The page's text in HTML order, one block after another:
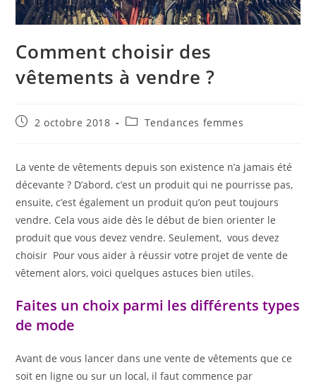
Comment choisir des
vêtements à vendre ?
Publication
2 octobre 2018
PostTendances femmes
La vente de vêtements depuis son existence n’a jamais été
décevante ? D’abord, c’est un produit qui ne pourrisse pas,
ensuite, c’est également un produit qu’on peut toujours
vendre. Cela vous aide dès le début de bien orienter le
produit que vous devez vendre. Seulement, vous devez
choisir Pour vous aider à réussir votre projet de vente de
vêtement alors, voici quelques astuces bien utiles.
Faites un choix parmi les différents types
de mode
Avant de vous lancer dans une vente de vêtements que ce
soit en ligne ou sur un local, il faut commence par